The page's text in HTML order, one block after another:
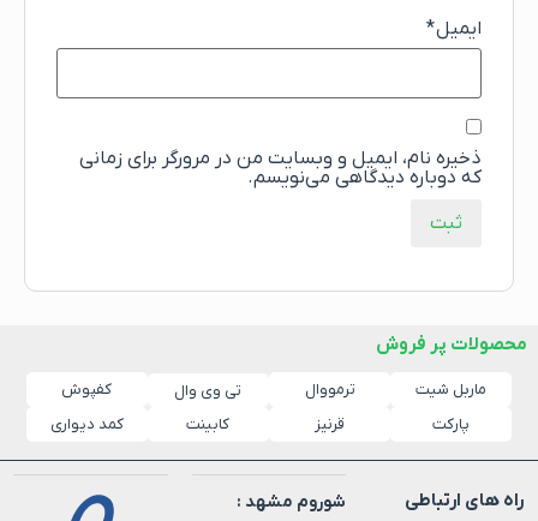
ایمیل*
ذخیره نام، ایمیل و وبسایت من در مرورگر برای زمانی
که دوباره دیدگاهی می‌نویسم.
محصولات پر فروش
ماربل شیت ترمووال تی وی وال
کفپوش
پارکت
قرنیز کابینت کمد دیواری
راه های ارتباطی
شوروم مشهد :